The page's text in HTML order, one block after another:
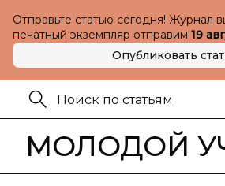
Отправьте статью сегодня! Журнал
печатный экземпляр отправим 19
Опубликовать
МОЛОДОЙ